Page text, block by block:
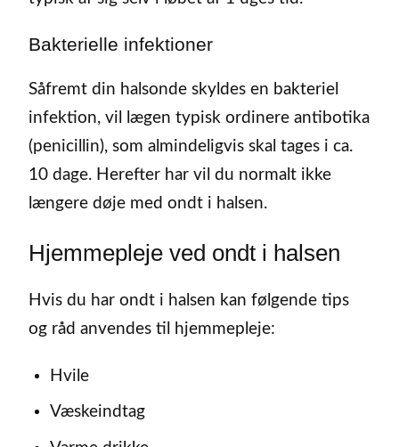
Bakterielle infektioner
Såfremt din halsonde skyldes en bakteriel
infektion, vil lægen typisk ordinere antibotika
(penicillin), som almindeligvis skal tages i ca.
10 dage. Herefter har vil du normalt ikke
længere døje med ondt i halsen.
Hjemmepleje ved ondt i halsen
Hvis du har ondt i halsen kan følgende tips
og råd anvendes til hjemmepleje:
Hvile
Væskeindtag